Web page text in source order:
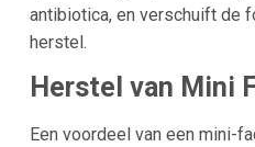
antibiotica, en verschuift de
herstel.
Herstel van Mini
Een voordeel van een mini-